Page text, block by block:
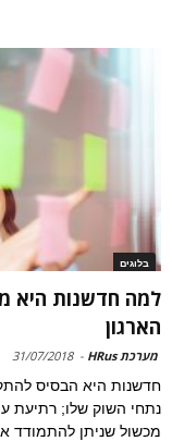
בלוגים
למה חדשנות היא
הארגון
מערכת HRus -
31/07/2018
חדשנות היא הבסיס
נתחי השוק שלו; רתיעת
מכשול שניתן להתמודד